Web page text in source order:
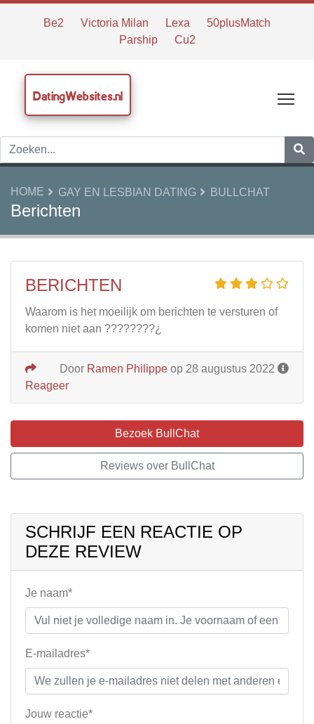
Be2 Victoria Milan Lexa
50plusMatch
Parship
Cu2
DatingWebsites.nl
HOME GAY EN LESBIAN DATING BULLCHAT
Berichten
BERICHTEN
Waarom is het moeilijk om berichten te versturen of
komen niet aan ????????¿
Door Ramen Philippe op 28 augustus 2022
Reageer
Bezoek BullChat
Reviews over BullChat
SCHRIJF EEN REACTIE OP
DEZE REVIEW
Je naam*
E-mailadres*
Jouw reactie*